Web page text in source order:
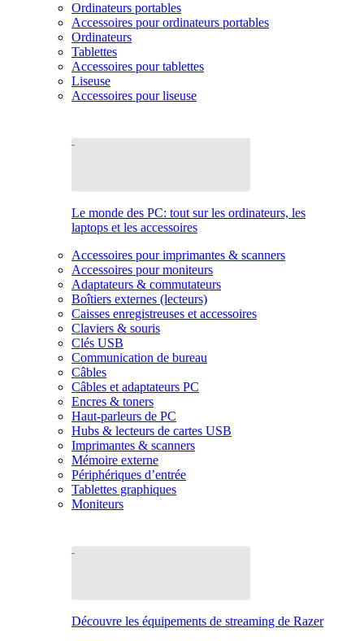
Ordinateurs portables
Accessoires pour ordinateurs portables
Ordinateurs
Tablettes
Accessoires pour tablettes
Liseuse
Accessoires pour liseuse
Le monde des PC: tout sur les ordinateurs, les
laptops et les accessoires
Accessoires pour imprimantes & scanners
Accessoires pour moniteurs
Adaptateurs & commutateurs
Boîtiers externes (lecteurs)
Caisses enregistreuses et accessoires
Claviers & souris
Clés USB
Communication de bureau
Câbles
Câbles et adaptateurs PC
Encres & toners
Haut-parleurs de PC
Hubs & lecteurs de cartes USB
Imprimantes & scanners
Mémoire externe
Périphériques d’entrée
Tablettes graphiques
Moniteurs
Découvre les équipements de streaming de Razer